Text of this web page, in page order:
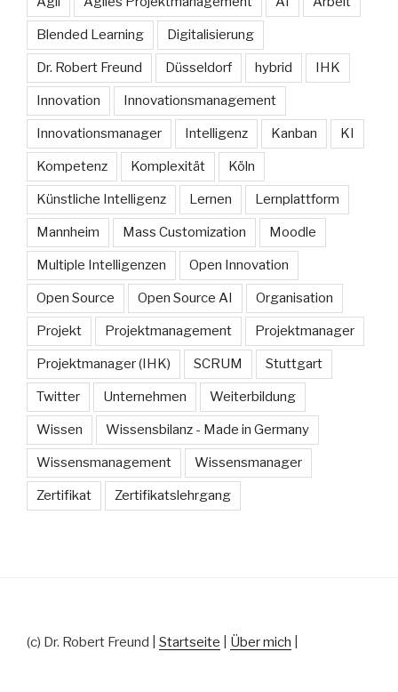
Blended Learning Digitalisierung
Dr. Robert Freund Düsseldorf hybrid IHK
Innovation Innovationsmanagement
Innovationsmanager Intelligenz Kanban KI
Kompetenz Komplexität Köln
Künstliche Intelligenz Lernen Lernplattform
Mannheim Mass Customization Moodle
Multiple Intelligenzen Open Innovation
Open Source Open Source AI Organisation
Projekt Projektmanagement Projektmanager
Projektmanager (IHK) SCRUM Stuttgart
Twitter Unternehmen Weiterbildung
Wissen Wissensbilanz - Made in Germany
Wissensmanagement Wissensmanager
Zertifikat Zertifikatslehrgang
(c) Dr. Robert Freund | Startseite Über mich